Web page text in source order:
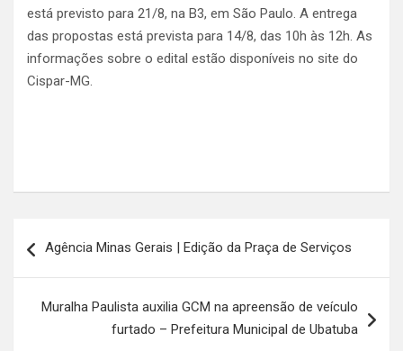
está previsto para 21/8, na B3, em São Paulo. A entrega
das propostas está prevista para 14/8, das 10h às 12h. As
informações sobre o edital estão disponíveis no site do
Cispar-MG.
de
Agência Minas Gerais | Edição da Praça de Serviços
Muralha Paulista auxilia GCM na apreensão de veículo
furtado – Prefeitura Municipal de Ubatuba